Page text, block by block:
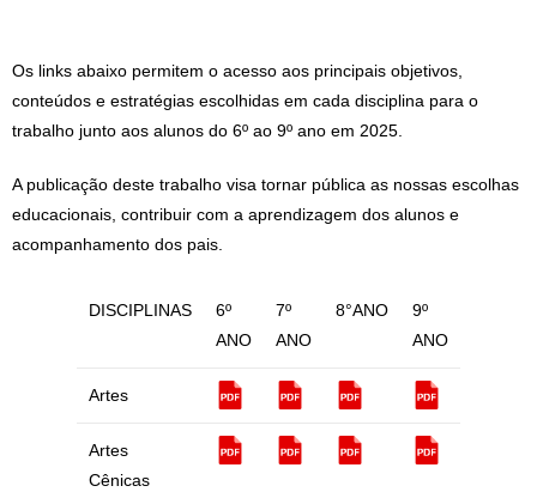
Os links abaixo permitem o acesso aos principais objetivos,
conteúdos e estratégias escolhidas em cada disciplina para o
trabalho junto aos alunos do 6º ao 9º ano em 2025.
A publicação deste trabalho visa tornar pública as nossas escolhas
educacionais, contribuir com a aprendizagem dos alunos e
acompanhamento dos pais.
DISCIPLINAS
6º
ANO
7º
ANO
8°ANO
9º
ANO
Artes
Artes
Cênicas